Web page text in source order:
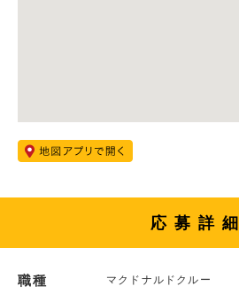
応募詳細
職種 マクドナルドクルー